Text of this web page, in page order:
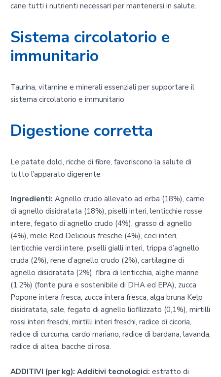
cane tutti i nutrienti necessari per mantenersi in salute.
Sistema circolatorio e
immunitario
Taurina, vitamine e minerali essenziali per supportare il
sistema circolatorio e immunitario
Digestione corretta
Le patate dolci, ricche di fibre, favoriscono la salute di
tutto l’apparato digerente
Ingredienti: Agnello crudo allevato ad erba (18%), carne
di agnello disidratata (18%), piselli interi, lenticchie rosse
intere, fegato di agnello crudo (4%), grasso di agnello
(4%), mele Red Delicious fresche (4%), ceci interi,
lenticchie verdi intere, piselli gialli interi, trippa d’agnello
cruda (2%), rene d’agnello crudo (2%), cartilagine di
agnello disidratata (2%), fibra di lenticchia, alghe marine
(1,2%) (fonte pura e sostenibile di DHA ed EPA), zucca
Popone intera fresca, zucca intera fresca, alga bruna Kelp
disidratata, sale, fegato di agnello liofilizzato (0,1%), mirtilli
rossi interi freschi, mirtilli interi freschi, radice di cicoria,
radice di curcuma, cardo mariano, radice di bardana, lavanda,
radice di altea, bacche di rosa.
ADDITIVI (per kg): Additivi tecnologici: estratto di